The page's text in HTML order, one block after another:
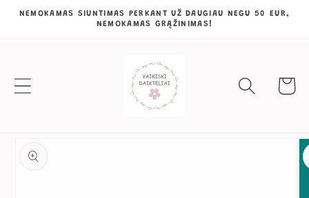
Eiti į
NEMOKAMAS SIUNTIMAS PERKANT UŽ DAUGIAU NEGU 50 EUR,
NEMOKAMAS GRĄŽINIMAS!
informacijos